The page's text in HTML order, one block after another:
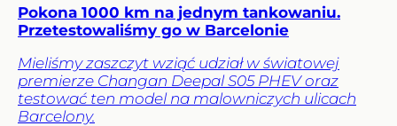
Pokona 1000 km na jednym tankowaniu.
Przetestowaliśmy go w Barcelonie
Mieliśmy zaszczyt wziąć udział w światowej
premierze Changan Deepal S05 PHEV oraz
testować ten model na malowniczych ulicach
Barcelony.